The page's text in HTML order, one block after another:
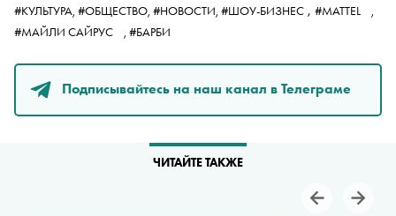
#КУЛЬТУРА, #ОБЩЕСТВО, #НОВОСТИ, #ШОУ-БИЗНЕС , #MATTEL
,
#МАЙЛИ САЙРУС
, #БАРБИ
Подписывайтесь на наш канал в Телеграме
ЧИТАЙТЕ ТАКЖЕ